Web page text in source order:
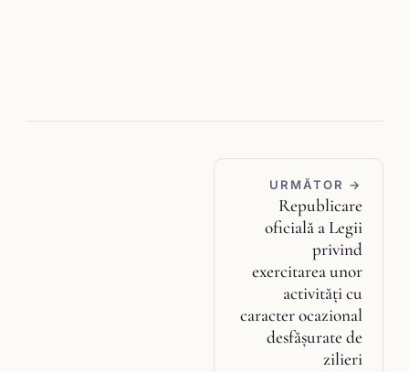
URMĂTOR →
Republicare
oficială a Legii
privind
exercitarea unor
activităţi cu
caracter ocazional
desfăşurate de
zilieri